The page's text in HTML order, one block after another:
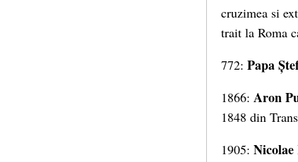
cruzimea si
trait la Roma
772: Papa
1866: Aron
1848 din
1905: Nicolae